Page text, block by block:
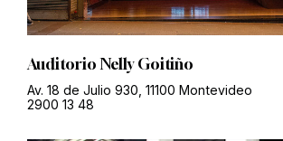
Auditorio Nelly Goitiño
Av. 18 de Julio 930, 11100 Montevideo
2900 13 48